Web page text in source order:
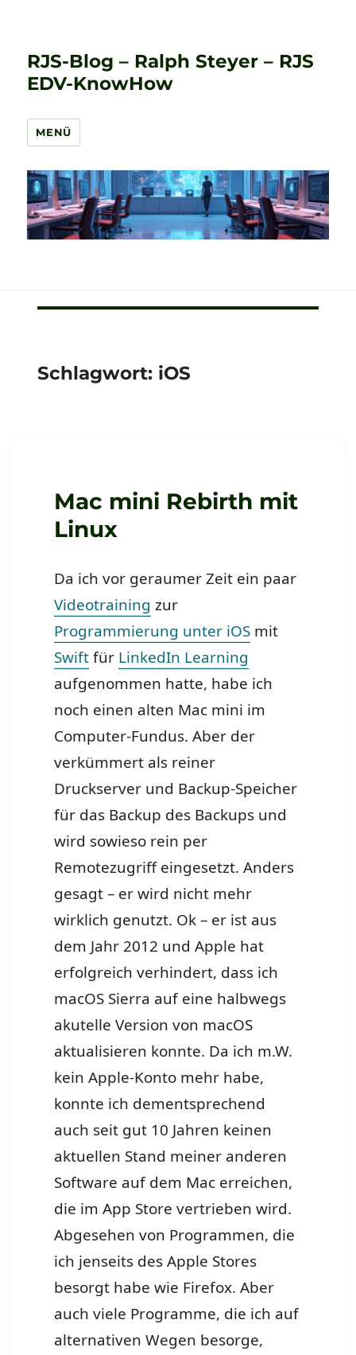
RJS-Blog – Ralph Steyer – RJS
EDV-KnowHow
MENÜ
Schlagwort: iOS
Mac mini Rebirth mit
Linux
Da ich vor geraumer Zeit ein paar
Videotraining zur
Programmierung unter iOS mit
Swiftfür LinkedIn Learning
aufgenommen hatte, habe ich
noch einen alten Mac mini im
Computer-Fundus. Aber der
verkümmert als reiner
Druckserver und Backup-Speicher
für das Backup des Backups und
wird sowieso rein per
Remotezugriff eingesetzt. Anders
gesagt – er wird nicht mehr
wirklich genutzt. Ok – er ist aus
dem Jahr 2012 und Apple hat
erfolgreich verhindert, dass ich
macOS Sierra auf eine halbwegs
akutelle Version von macOS
aktualisieren konnte. Da ich m.W.
kein Apple-Konto mehr habe,
konnte ich dementsprechend
auch seit gut 10 Jahren keinen
aktuellen Stand meiner anderen
Software auf dem Mac erreichen,
die im App Store vertrieben wird.
Abgesehen von Programmen, die
ich jenseits des Apple Stores
besorgt habe wie Firefox. Aber
auch viele Programme, die ich auf
alternativen Wegen besorge,